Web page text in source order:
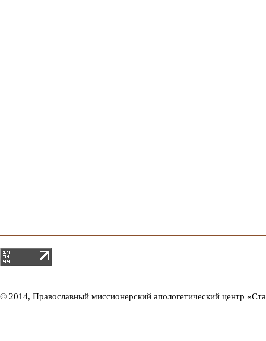
© 2014, Православный миссионерский апологетический центр